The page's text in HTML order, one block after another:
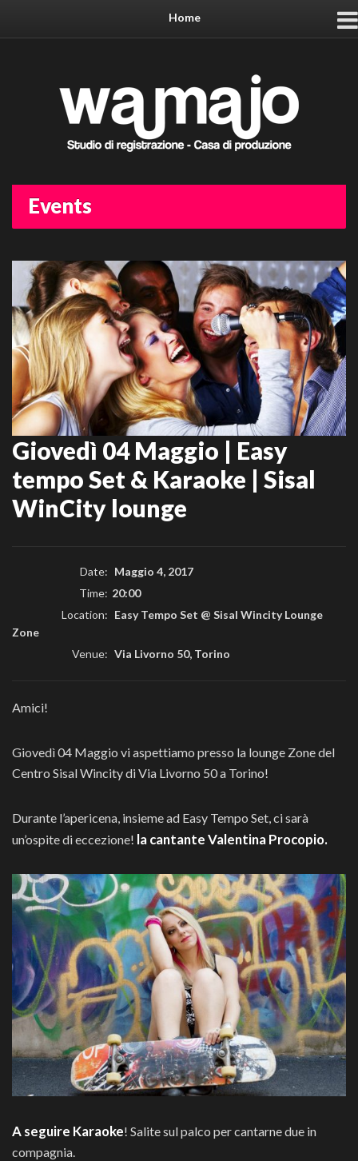
Home
Events
Giovedì 04 Maggio | Easy
tempo Set & Karaoke | Sisal
WinCity lounge
Date: Maggio 4, 2017
Time: 20:00
Location: Easy Tempo Set @ Sisal Wincity Lounge
Zone
Venue: Via Livorno 50, Torino
Amici!
Giovedì 04 Maggio vi aspettiamo presso la lounge Zone del
Centro Sisal Wincity di Via Livorno 50 a Torino!
Durante l’apericena, insieme ad Easy Tempo Set, ci sarà
un’ospite di eccezione! la cantante Valentina Procopio.
A seguire Karaoke! Salite sul palco per cantarne due in
compagnia.